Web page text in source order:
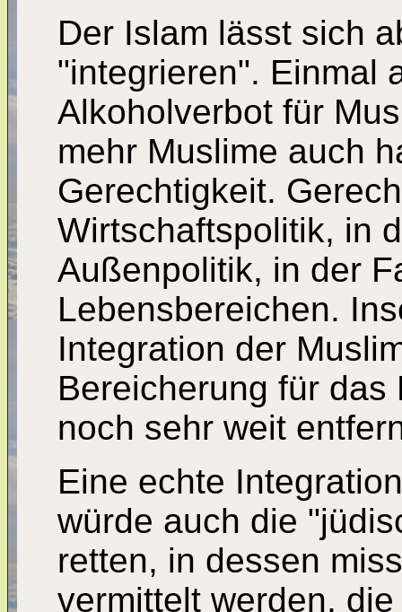
Der Islam lässt sich
"integrieren". Einmal
Alkoholverbot für
mehr Muslime auch
Gerechtigkeit.
Wirtschaftspolitik, in
Außenpolitik, in der
Lebensbereichen.
Integration der
Bereicherung für
noch sehr weit
Eine echte
würde auch die
retten, in dessen
vermittelt werden,